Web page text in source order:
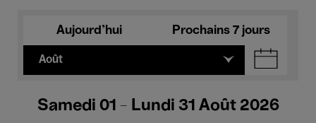
Aujourd'hui Prochains 7 jours
Août
Samedi 01 - Lundi 31 Août 2026